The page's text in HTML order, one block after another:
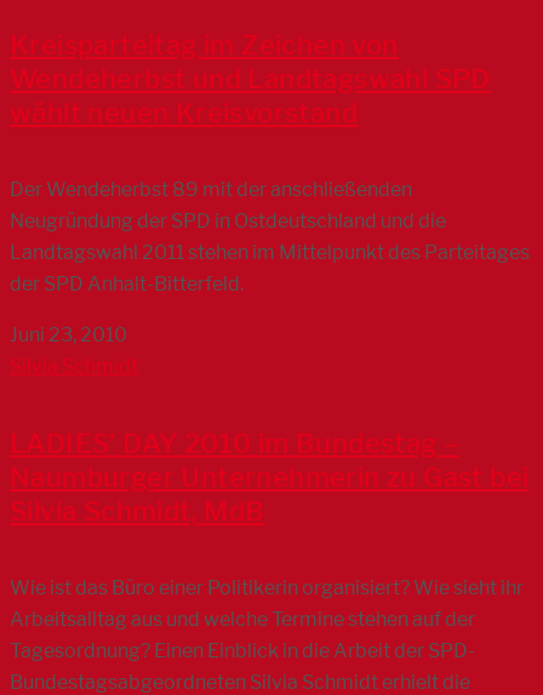
Kreisparteitag im Zeichen von
Wendeherbst und Landtagswahl SPD
wählt neuen Kreisvorstand
Der Wendeherbst 89 mit der anschließenden
Neugründung der SPD in Ostdeutschland und die
Landtagswahl 2011 stehen im Mittelpunkt des Parteitages
der SPD Anhalt-Bitterfeld.
Juni 23, 2010
Silvia Schmidt
LADIES’ DAY 2010 im Bundestag –
Naumburger Unternehmerin zu Gast bei
Silvia Schmidt, MdB
Wie ist das Büro einer Politikerin organisiert? Wie sieht ihr
Arbeitsalltag aus und welche Termine stehen auf der
Tagesordnung? Einen Einblick in die Arbeit der SPD-
Bundestagsabgeordneten Silvia Schmidt erhielt die